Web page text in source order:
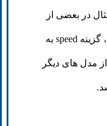
در بعضی از
ماشین لباسشویی ها برند ال جی یا بوش، گزینه speed به
مدل های دیگر